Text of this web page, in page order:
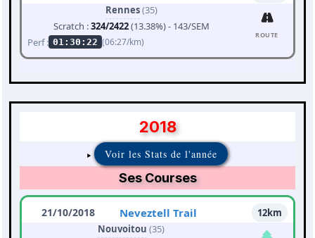
Rennes(35)
Scratch :324/2422(13.38%) - 143/SEM
Perf : 01:30:22 (06:27/km)
ROUTE
2018
Voir les Stats de l'année
Ses Courses
21/10/2018 Neveztell Trail
12km
Nouvoitou (35)